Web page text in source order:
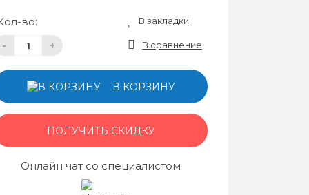
во:
- +
В закладки
В сравнение
В КОРЗИНУ
ПОЛУЧИТЬ СКИДКУ
Онлайн чат со специалистом